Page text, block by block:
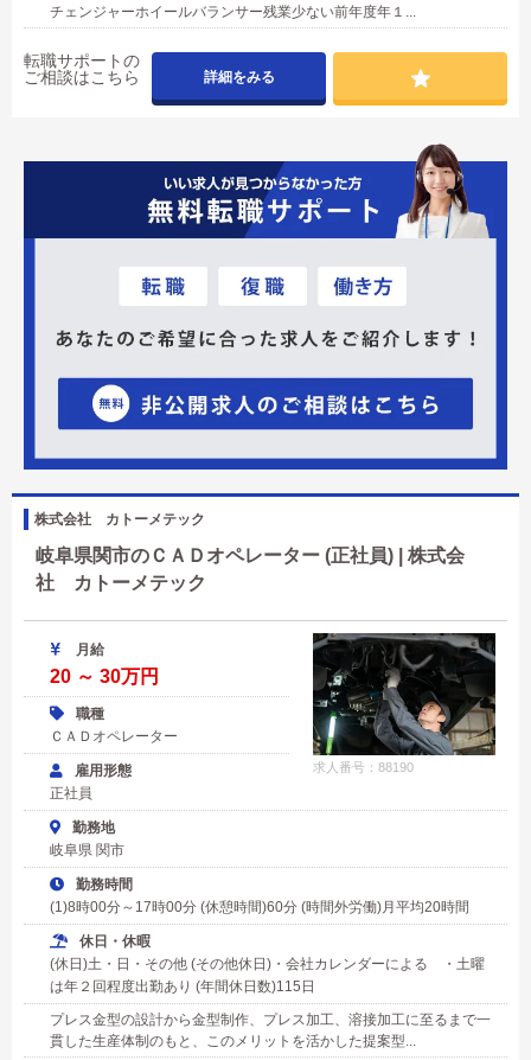
チェンジャーホイールバランサー残業少ない前年度年１...
転職サポートの
ご相談はこちら
詳細をみる
株式会社 カトーメテック
岐阜県関市のＣＡＤオペレーター (正社員) | 株式会
社 カトーメテック
求人番号：88190
月給
20 ～ 30万円
職種
ＣＡＤオペレーター
雇用形態
正社員
勤務地
岐阜県 関市
勤務時間
(1)8時00分～17時00分 (休憩時間)60分 (時間外労働)月平均20時間
休日・休暇
(休日)土・日・その他 (その他休日)・会社カレンダーによる ・土曜
は年２回程度出勤あり (年間休日数)115日
プレス金型の設計から金型制作、プレス加工、溶接加工に至るまで一
貫した生産体制のもと、このメリットを活かした提案型...